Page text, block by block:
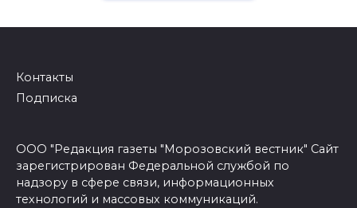
Контакты
Подписка
ООО "Редакция газеты "Морозовский вестник" Сайт
зарегистрирован Федеральной службой по
надзору в сфере связи, информационных
технологий и массовых коммуникаций.